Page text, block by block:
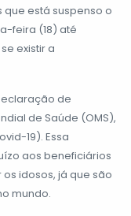
está suspenso o
feira (18) até
existir a
de
de Saúde (OMS),
19). Essa
aos beneficiários
idosos, já que são
mundo.